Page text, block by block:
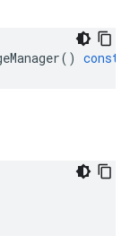
() const